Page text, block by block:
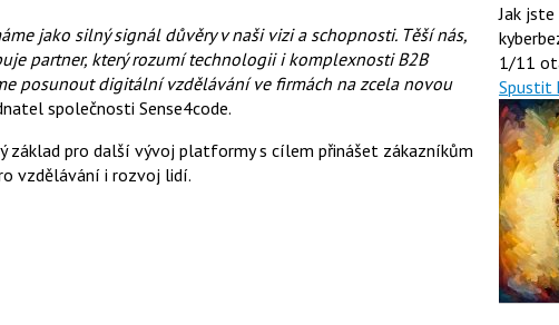
jako silný signál důvěry v naši vizi a schopnosti. Těší nás,
partner, který rozumí technologii i komplexnosti B2B
posunout digitální vzdělávání ve firmách na zcela novou
společnosti Sense4code.
základ pro další vývoj platformy s cílem přinášet zákazníkům
vzdělávání i rozvoj lidí.
Jak
1/11
Spustit